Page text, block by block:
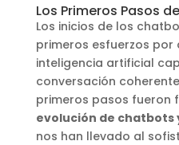
Los Primeros Pasos
Los inicios de los
primeros esfuerzos
inteligencia artificial
conversación
primeros pasos fueron
evolución de
nos han llevado al